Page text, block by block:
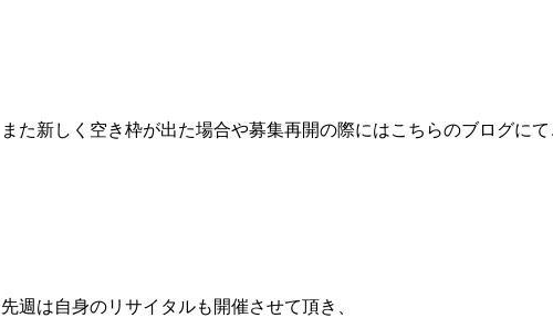
また新しく空き枠が出た場合や募集再開の際にはこちらのブログに
先週は自身のリサイタルも開催させて頂き、